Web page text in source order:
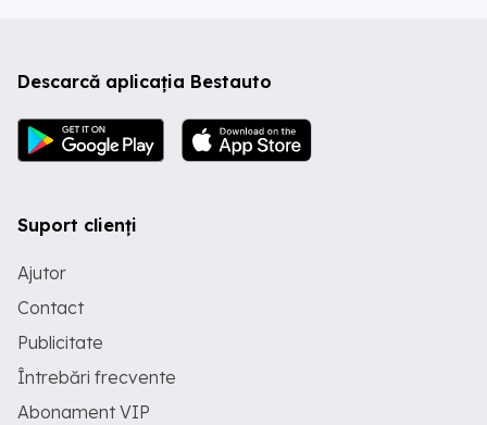
Descarcă aplicația Bestauto
Suport clienți
Ajutor
Contact
Publicitate
Întrebări frecvente
Abonament VIP